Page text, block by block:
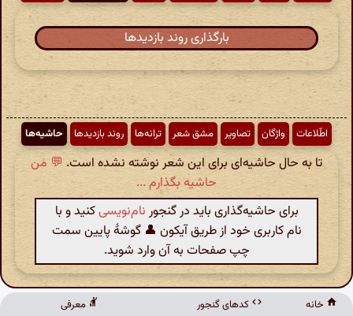
بارگذاری روند بازدیدها
اطّلاعات واژگان تصاویر مشق شعر ترانه‌ها روند بازدیدها حاشیه‌ها
تا به حال حاشیه‌ای برای این شعر نوشته نشده است. 💬 من
حاشیه بگذارم ...
برای حاشیه‌گذاری باید در گنجور نام‌نویسیکنید و با
نام کاربری خود از طریق آیکون 👤 گوشهٔ پایین سمت
چپ صفحات به آن وارد شوید.
خانه
کدهای گنجور
معرفی